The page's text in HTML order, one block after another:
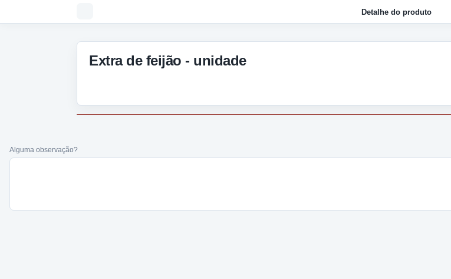
Detalhe do produto
Extra de feijão - unidade
Alguma observação?